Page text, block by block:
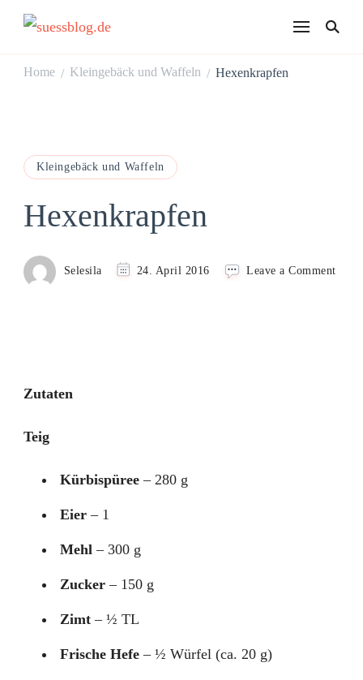
Home / Kleingebäck und Waffeln / Hexenkrapfen
Kleingebäck und Waffeln
Hexenkrapfen
Selesila 24. April 2016 Leave a Commenton
Zutaten
Teig
Kürbispüree – 280 g
Eier – 1
Mehl – 300 g
Zucker – 150 g
Zimt – ½ TL
Frische Hefe – ½ Würfel (ca. 20 g)